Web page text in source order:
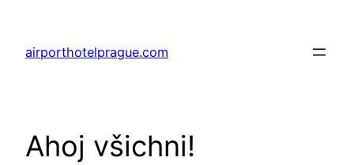
obsah
airporthotelprague.com
Ahoj všichni!